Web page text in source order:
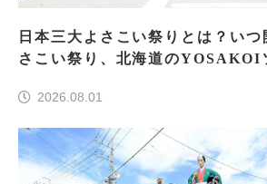
日本三大よさこい祭りとは？いつ
さこい祭り、北海道のYOSAKOI
2026.08.01